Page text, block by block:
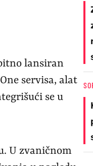
lansiran
servisa, alat
se u
U zvaničnom